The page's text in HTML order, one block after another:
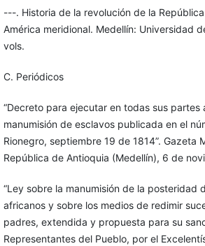
---. Historia de la revolución de la
América meridional. Medellín: Universidad
vols.
C. Periódicos
“Decreto para ejecutar en todas sus partes
manumisión de esclavos publicada en el
Rionegro, septiembre 19 de 1814”. Gazeta
República de Antioquia (Medellín), 6 de
“Ley sobre la manumisión de la posteridad
africanos y sobre los medios de redimir
padres, extendida y propuesta para su
Representantes del Pueblo, por el